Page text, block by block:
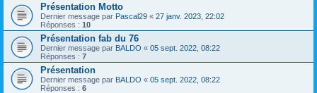
Présentation Motto
Dernier message par Pascal29 « 27 janv. 2023, 22:02
Réponses : 10
Présentation fab du 76
Dernier message par BALDO « 05 sept. 2022, 08:22
Réponses : 7
Présentation
Dernier message par BALDO « 05 sept. 2022, 08:22
Réponses : 6